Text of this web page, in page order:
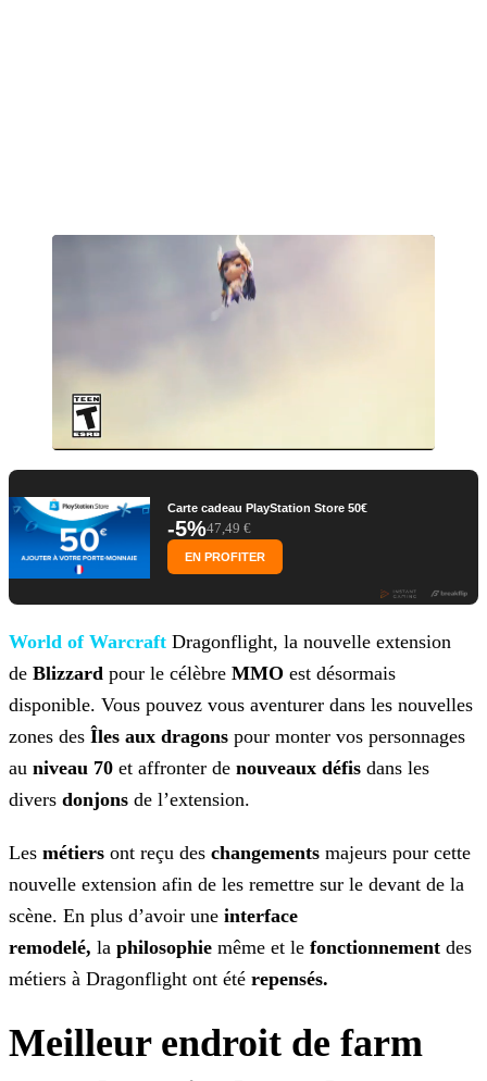
Carte cadeau PlayStation Store 50€
-5%47,49 €
EN PROFITER
World ofWarcraft Dragonflight, la nouvelle extension
de Blizzard pour le célèbre MMO est désormais
disponible. Vous pouvez vous aventurer dans les nouvelles
zones des Îles aux dragons pour monter vos personnages
au niveau 70 et affronter de nouveaux défis dans les
divers donjons de l’extension.
Les métiers ont reçu des changements majeurs pour cette
nouvelle extension afin de les remettre sur le devant de la
scène. En plus d’avoir une interface
remodelé, la philosophie même et le fonctionnement des
métiers à Dragonflight ont été repensés.
Meilleur endroit de farm